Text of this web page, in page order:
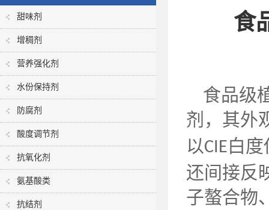
甜味剂
增稠剂
营养强化剂
水份保持剂
防腐剂
酸度调节剂
抗氧化剂
氨基酸类
抗结剂
食
食品级
剂，其外
以CIE白
还间接反
子螯合物